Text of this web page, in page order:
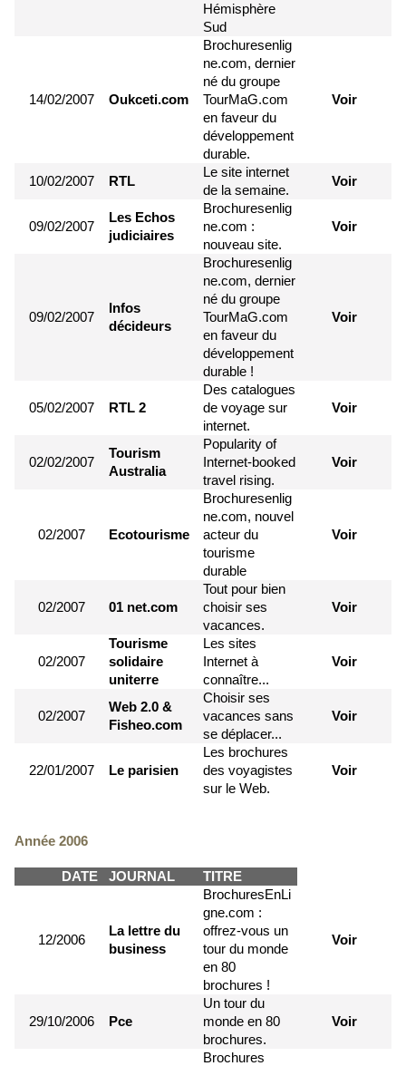
Hémisphère
Sud
14/02/2007 Oukceti.com
Brochuresenlig
ne.com, dernier
né du groupe
TourMaG.com
en faveur du
développement
durable.
Voir
10/02/2007 RTL
Le site internet
de la semaine.
Voir
09/02/2007
Les Echos
judiciaires
Brochuresenlig
ne.com :
nouveau site.
Voir
09/02/2007
Infos
décideurs
Brochuresenlig
ne.com, dernier
né du groupe
TourMaG.com
en faveur du
développement
durable !
Voir
05/02/2007 RTL 2
Des catalogues
de voyage sur
internet.
Voir
02/02/2007
Tourism
Australia
Popularity of
Internet-booked
travel rising.
Voir
02/2007 Ecotourisme
Brochuresenlig
ne.com, nouvel
acteur du
tourisme
durable
Voir
02/2007 01 net.com
Tout pour bien
choisir ses
vacances.
Voir
02/2007
Tourisme
solidaire
uniterre
Les sites
Internet à
connaître...
Voir
02/2007
Web 2.0 &
Fisheo.com
Choisir ses
vacances sans
se déplacer...
Voir
22/01/2007 Le parisien
Les brochures
des voyagistes
sur le Web.
Voir
Année 2006
DATE JOURNAL TITRE
12/2006
La lettre du
business
BrochuresEnLi
gne.com :
offrez-vous un
tour du monde
en 80
brochures !
Voir
29/10/2006 Pce
Un tour du
monde en 80
brochures.
Voir
Brochures